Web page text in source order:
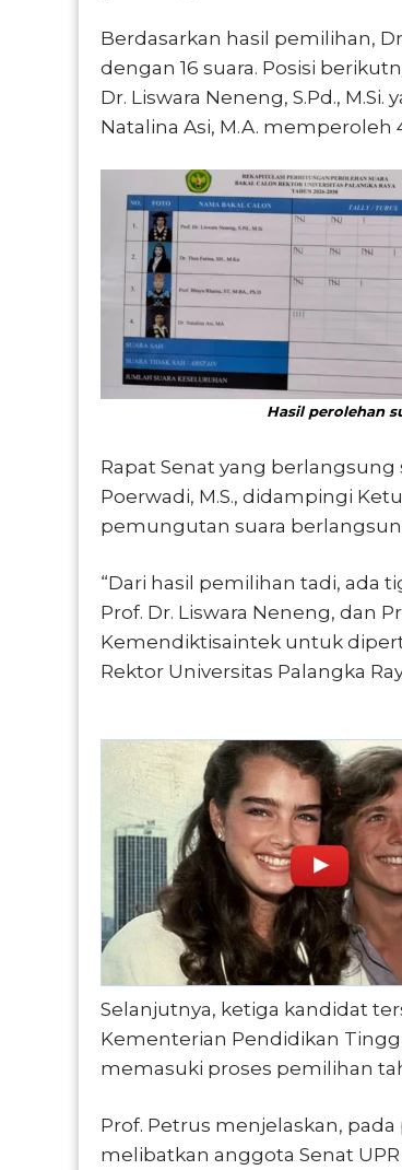
Berdasarkan hasil pemilihan,
dengan 16 suara. Posisi
Dr. Liswara Neneng, S.Pd.,
Natalina Asi, M.A.
Hasil perolehan
Rapat Senat yang
Poerwadi, M.S., didampingi
pemungutan suara
“Dari hasil pemilihan tadi, ada
Prof. Dr. Liswara Neneng, dan
Kemendiktisaintek untuk
Rektor Universitas Palangka
Selanjutnya, ketiga kandidat
Kementerian Pendidikan
memasuki proses pemilihan
Prof. Petrus menjelaskan,
melibatkan anggota Senat